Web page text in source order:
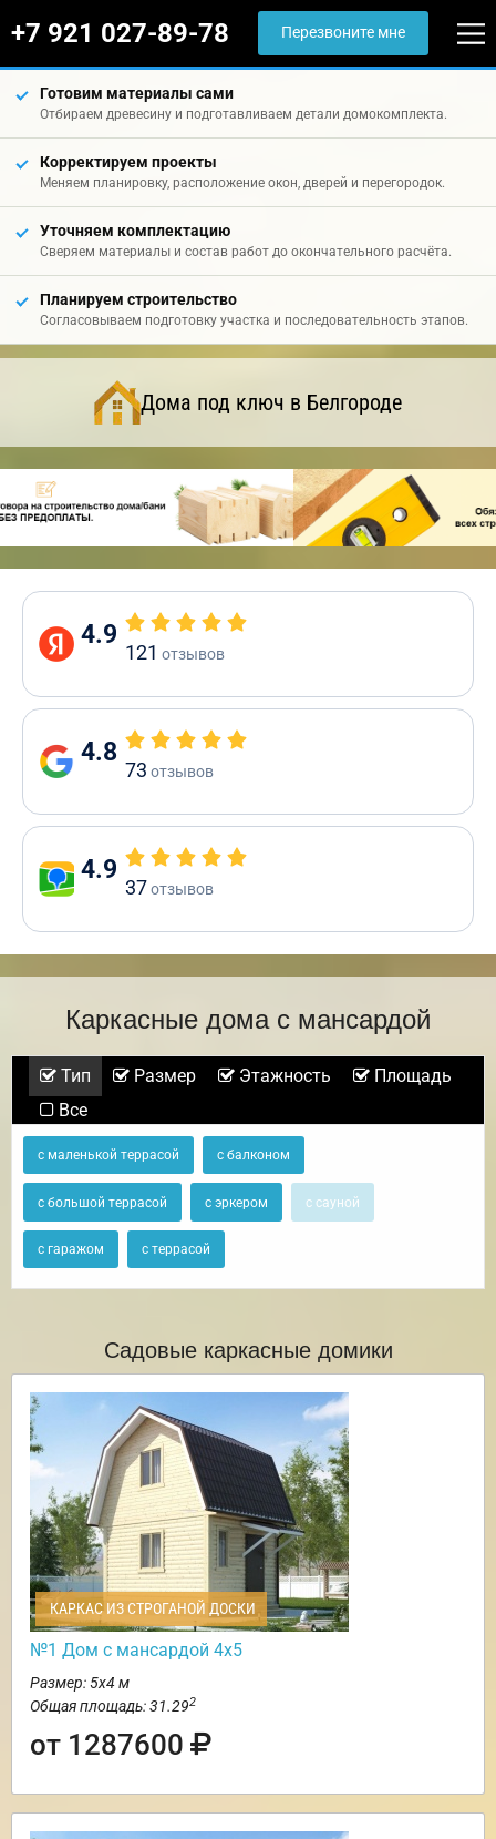
+7 921 027-89-78 Перезвоните мне
Готовим материалы сами
Отбираем древесину и подготавливаем детали домокомплекта.
Корректируем проекты
Меняем планировку, расположение окон, дверей и перегородок.
Уточняем комплектацию
Сверяем материалы и состав работ до окончательного расчёта.
Планируем строительство
Согласовываем подготовку участка и последовательность этапов.
Дома под ключ в Белгороде
4.9
121 отзывов
4.8
73 отзывов
4.9
37отзывов
Каркасные дома с мансардой
Тип Размер Этажность
Площадь
Все
с маленькой террасой с балконом
с большой террасой с эркером с сауной
с гаражом с террасой
Садовые каркасные домики
КАРКАС ИЗ СТРОГАНОЙ ДОСКИ
№1 Дом с мансардой 4х5
Размер: 5х4 м
Общая площадь: 31.292
от 1287600